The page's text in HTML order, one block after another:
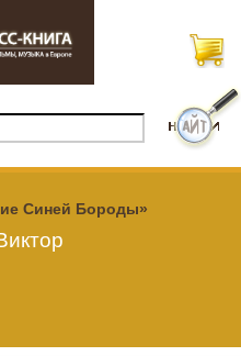
Синей Бороды»